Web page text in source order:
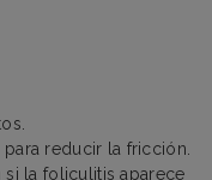
para reducir la fricción.
la foliculitis aparece